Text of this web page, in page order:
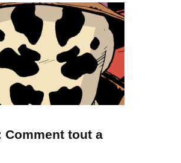
Comment tout a